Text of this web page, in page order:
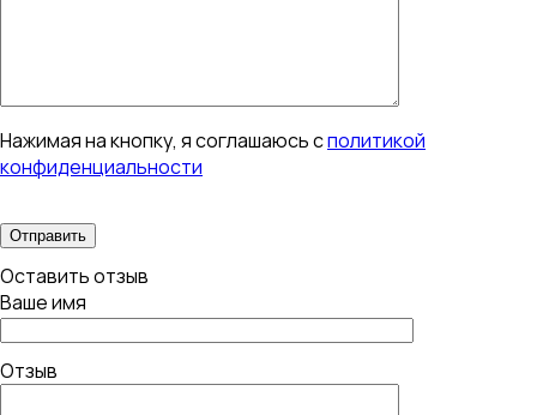
Нажимая на кнопку, я соглашаюсь сполитикой
конфиденциальности
Оставить отзыв
Ваше имя
Отзыв